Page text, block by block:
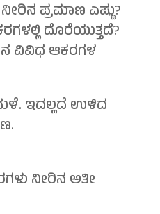
ಪ್ರಮಾಣ ಎಷ್ಟು?
ದೊರೆಯುತ್ತದೆ?
ವಿವಿಧ ಆಕರಗಳ
ಇದಲ್ಲದೆ ಉಳಿದ
ನೀರಿನ ಅತೀ